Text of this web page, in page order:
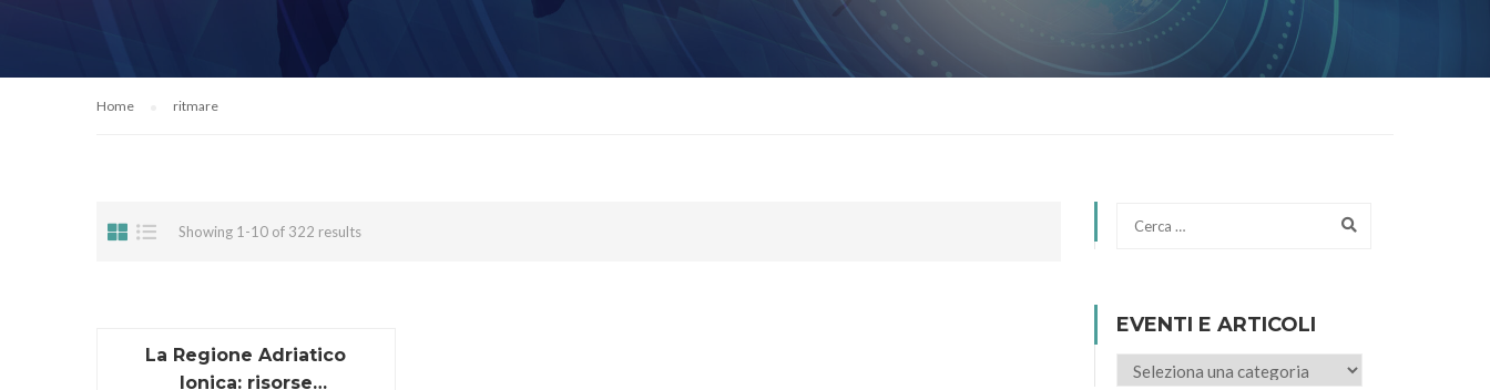
Home ritmare
Showing 1-10 of 322 results
La Regione Adriatico
Ionica: risorse
EVENTI E ARTICOLI